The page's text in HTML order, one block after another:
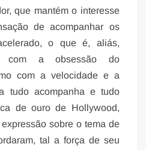
que mantém o interesse
de acompanhar os
o que é, aliás,
com a obsessão do
com a velocidade e a
tudo acompanha e tudo
de ouro de Hollywood,
sobre o tema de
tal a força de seu